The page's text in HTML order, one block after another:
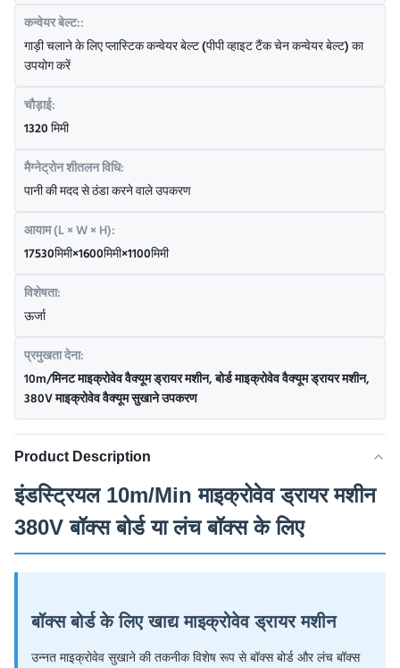
कन्वेयर बेल्ट::
गाड़ी चलाने के लिए प्लास्टिक कन्वेयर बेल्ट (पीपी व्हाइट टैंक चेन कन्वेयर बेल्ट) का
उपयोग करें
चौड़ाई:
1320 मिमी
मैग्नेट्रोन शीतलन विधि:
पानी की मदद से ठंडा करने वाले उपकरण
आयाम (L × W × H):
17530मिमी×1600मिमी×1100मिमी
विशेषता:
ऊर्जा
प्रमुखता देना:
10m/मिनट माइक्रोवेव वैक्यूम ड्रायर मशीन,बोर्ड माइक्रोवेव वैक्यूम ड्रायर मशीन,
380V माइक्रोवेव वैक्यूम सुखाने उपकरण
Product Description
इंडस्ट्रियल 10m/Min माइक्रोवेव ड्रायर मशीन
380V बॉक्स बोर्ड या लंच बॉक्स के लिए
बॉक्स बोर्ड के लिए खाद्य माइक्रोवेव ड्रायर मशीन
उन्नत माइक्रोवेव सुखाने की तकनीक विशेष रूप से बॉक्स बोर्ड और लंच बॉक्स